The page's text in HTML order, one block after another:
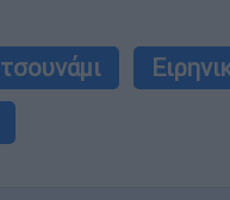
τσουνάμι